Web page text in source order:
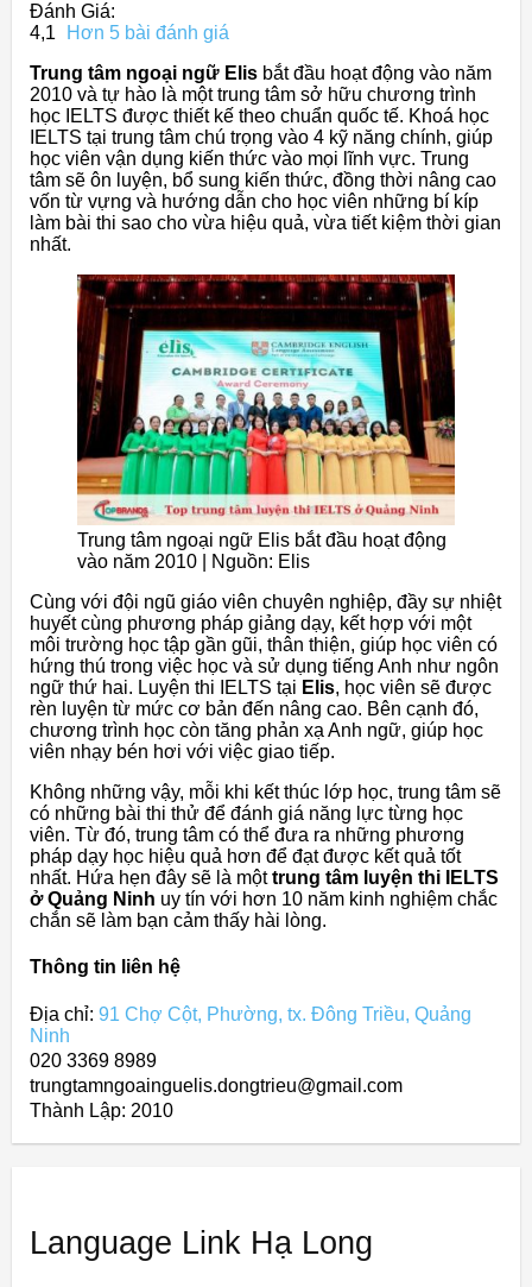
Đánh Giá:
4,1
Hơn 5 bài đánh giá
Trung tâm ngoại ngữ Elis bắt đầu hoạt động vào năm
2010 và tự hào là một trung tâm sở hữu chương trình
học IELTS được thiết kế theo chuẩn quốc tế. Khoá học
IELTS tại trung tâm chú trọng vào 4 kỹ năng chính, giúp
học viên vận dụng kiến thức vào mọi lĩnh vực. Trung
tâm sẽ ôn luyện, bổ sung kiến thức, đồng thời nâng cao
vốn từ vựng và hướng dẫn cho học viên những bí kíp
làm bài thi sao cho vừa hiệu quả, vừa tiết kiệm thời gian
nhất.
Trung tâm ngoại ngữ Elis bắt đầu hoạt động
vào năm 2010 | Nguồn: Elis
Cùng với đội ngũ giáo viên chuyên nghiệp, đầy sự nhiệt
huyết cùng phương pháp giảng dạy, kết hợp với một
môi trường học tập gần gũi, thân thiện, giúp học viên có
hứng thú trong việc học và sử dụng tiếng Anh như ngôn
ngữ thứ hai. Luyện thi IELTS tại Elis, học viên sẽ được
rèn luyện từ mức cơ bản đến nâng cao. Bên cạnh đó,
chương trình học còn tăng phản xạ Anh ngữ, giúp học
viên nhạy bén hơi với việc giao tiếp.
Không những vậy, mỗi khi kết thúc lớp học, trung tâm sẽ
có những bài thi thử để đánh giá năng lực từng học
viên. Từ đó, trung tâm có thể đưa ra những phương
pháp dạy học hiệu quả hơn để đạt được kết quả tốt
nhất. Hứa hẹn đây sẽ là mộttrung tâm luyện thi IELTS
ở Quảng Ninh uy tín với hơn 10 năm kinh nghiệm chắc
chắn sẽ làm bạn cảm thấy hài lòng.
Thông tin liên hệ
Địa chỉ: 91 Chợ Cột, Phường, tx. Đông Triều, Quảng
Ninh
020 3369 8989
trungtamngoainguelis.dongtrieu@gmail.com
Thành Lập: 2010
Language Link Hạ Long